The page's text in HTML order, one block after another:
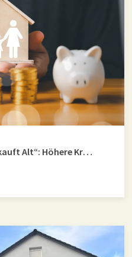
KfW-Förderung „Jung kauft Alt“: Höhere Kredite ab August 2026